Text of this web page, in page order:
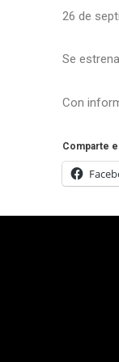
26 de
Se
Con
Comparte